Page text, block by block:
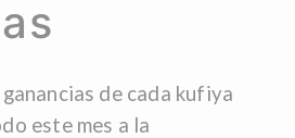
de cada kufiya
este mes a la